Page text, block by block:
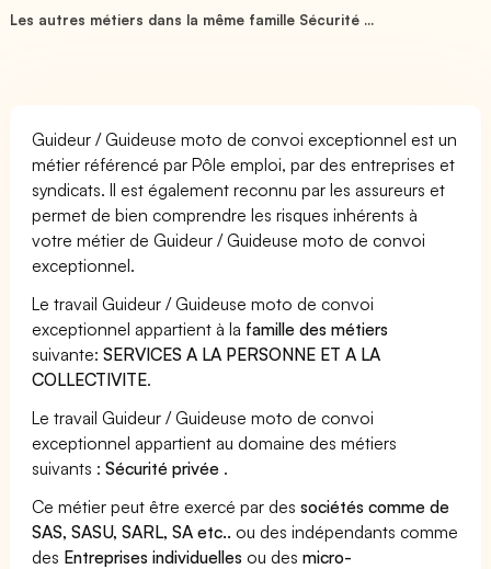
Les autres métiers dans la même famille Sécurité ...
Guideur / Guideuse moto de convoi exceptionnel est un
métier référencé par Pôle emploi, par des entreprises et
syndicats. Il est également reconnu par les assureurs et
permet de bien comprendre les risques inhérents à
votre métier de Guideur / Guideuse moto de convoi
exceptionnel.
Le travail Guideur / Guideuse moto de convoi
exceptionnel appartient à la famille des métiers
suivante:SERVICES A LA PERSONNE ET A LA
COLLECTIVITE.
Le travail Guideur / Guideuse moto de convoi
exceptionnel appartient au domaine des métiers
suivants :Sécurité privée .
Ce métier peut être exercé par dessociétés comme de
SAS, SASU, SARL, SA etc.. ou des indépendants comme
des Entreprises individuelles ou desmicro-